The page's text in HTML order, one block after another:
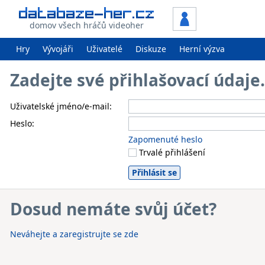
domov všech hráčů videoher
Hry Vývojáři Uživatelé Diskuze Herní výzva
Zadejte své přihlašovací
Uživatelské jméno/e-mail:
Heslo:
Zapomenuté heslo
Trvalé přihlášení
Dosud nemáte svůj účet?
Neváhejte a zaregistrujte se zde